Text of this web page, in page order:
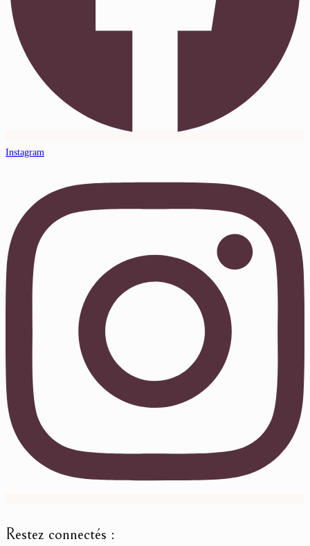
Instagram
Restez connectés :